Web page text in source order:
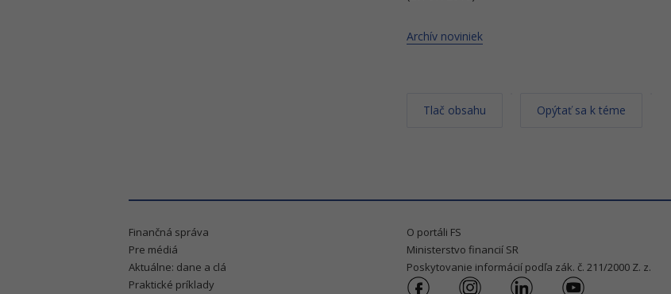
Archív noviniek
Tlač obsahu Opýtať sa k téme
Finančná správa
Pre médiá
Aktuálne: dane a clá
Praktické príklady
O portáli FS
Ministerstvo financií SR
Poskytovanie informácií podľa zák. č. 211/2000 Z. z.